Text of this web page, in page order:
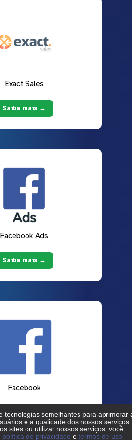
Exact Sales
Saiba mais →
Facebook Ads
Saiba mais →
Facebook
Saiba mais →